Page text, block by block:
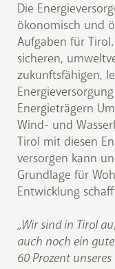
Die
ökonomisch und
Aufgaben für
sicheren,
zukunftsfähigen,
Energieträgern
Wind- und
Tirol mit diesen
versorgen kann
Grundlage für
Entwicklung
„Wir sind in Tirol
auch noch ein
60 Prozent